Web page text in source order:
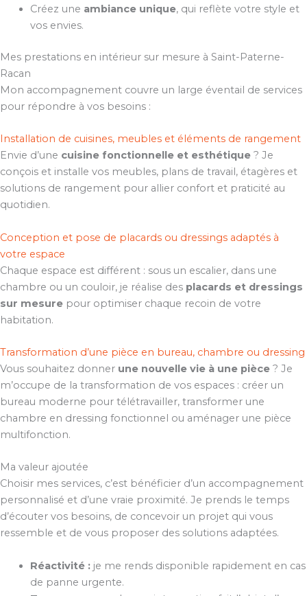
Créez une ambiance unique, qui reflète votre style et
vos envies.
Mes prestations en intérieur sur mesure à Saint-Paterne-
Racan
Mon accompagnement couvre un large éventail de services
pour répondre à vos besoins :
Installation de cuisines, meubles et éléments de rangement
Envie d’une cuisine fonctionnelle et esthétique ? Je
conçois et installe vos meubles, plans de travail, étagères et
solutions de rangement pour allier confort et praticité au
quotidien.
Conception et pose de placards ou dressings adaptés à
votre espace
Chaque espace est différent : sous un escalier, dans une
chambre ou un couloir, je réalise des placards et dressings
sur mesure pour optimiser chaque recoin de votre
habitation.
Transformation d’une pièce en bureau, chambre ou dressing
Vous souhaitez donner une nouvelle vie à une pièce ? Je
m’occupe de la transformation de vos espaces : créer un
bureau moderne pour télétravailler, transformer une
chambre en dressing fonctionnel ou aménager une pièce
multifonction.
Ma valeur ajoutée
Choisir mes services, c’est bénéficier d’un accompagnement
personnalisé et d’une vraie proximité. Je prends le temps
d’écouter vos besoins, de concevoir un projet qui vous
ressemble et de vous proposer des solutions adaptées.
Réactivité :je me rends disponible rapidement en cas
de panne urgente.